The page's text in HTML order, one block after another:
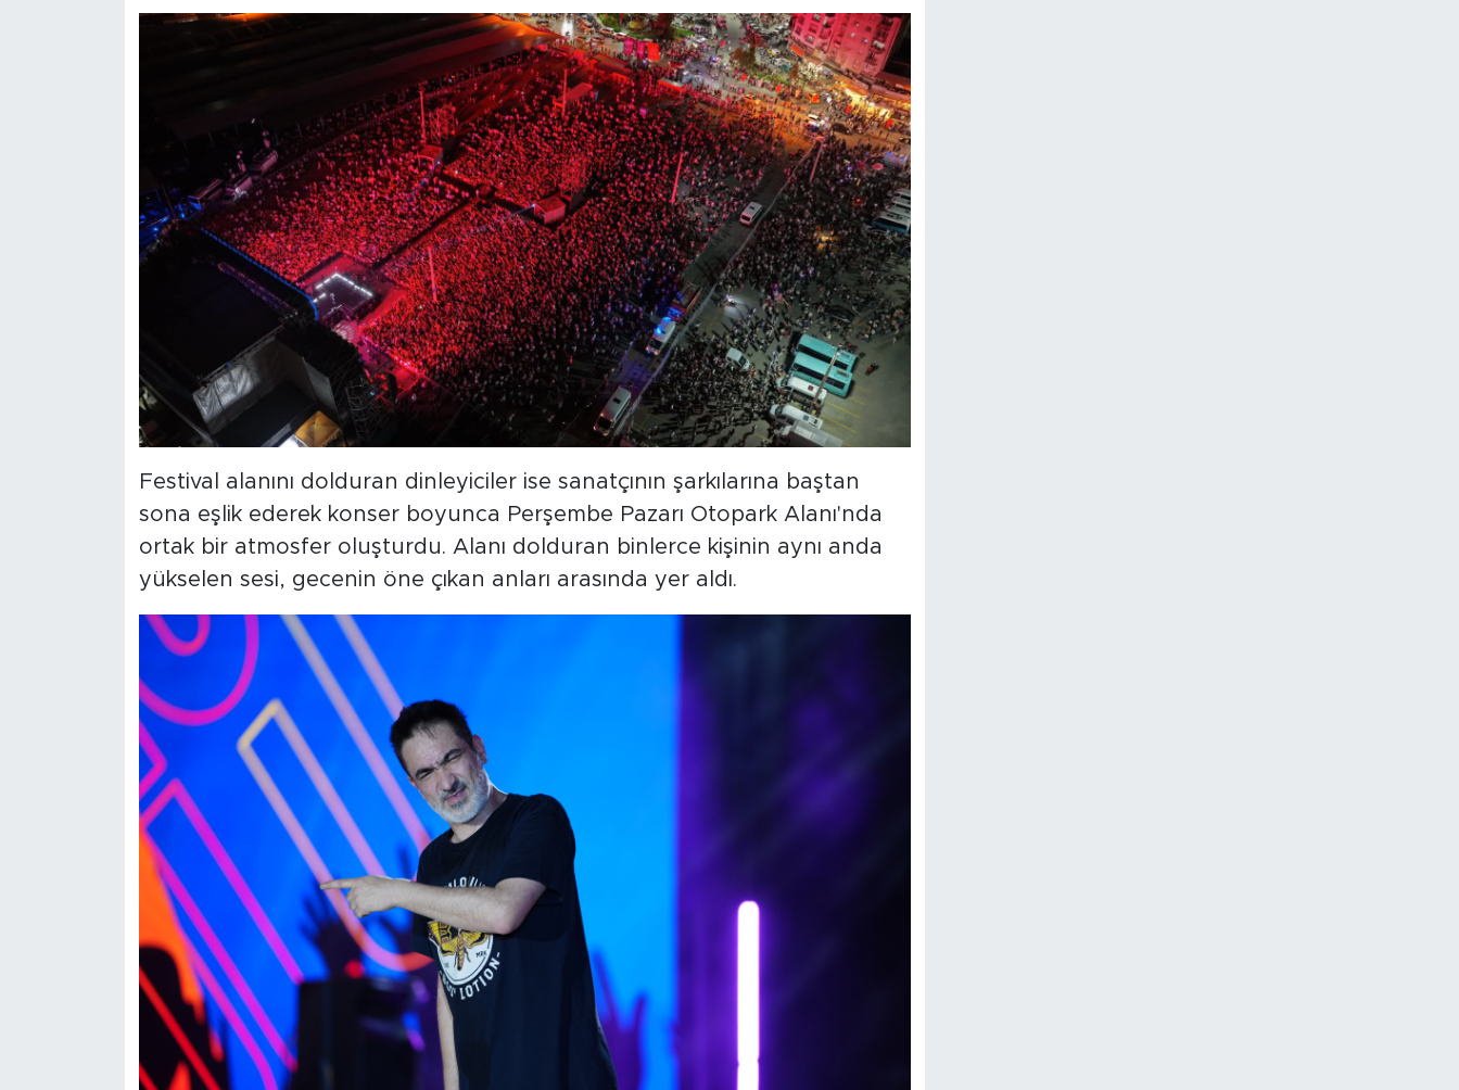
Festival alanını dolduran dinleyiciler ise sanatçının şarkılarına baştan
sona eşlik ederek konser boyunca Perşembe Pazarı Otopark Alanı'nda
ortak bir atmosfer oluşturdu. Alanı dolduran binlerce kişinin aynı anda
yükselen sesi, gecenin öne çıkan anları arasında yer aldı.